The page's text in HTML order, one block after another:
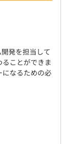
発を担当して
ことができま
なるための必